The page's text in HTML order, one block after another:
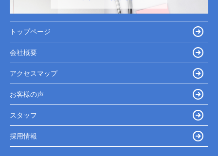
トップページ
会社概要
アクセスマップ
お客様の声
スタッフ
採用情報